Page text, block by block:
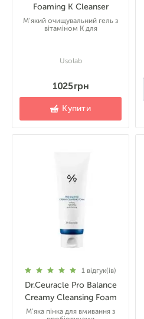
Foaming K Cleanser
М'який очищувальний гель з
вітаміном К для
Usolab
1025 грн
Купити
1 відгук(ів)
Dr.Ceuracle Pro Balance
Creamy Cleansing Foam
М'яка пінка для вмивання з